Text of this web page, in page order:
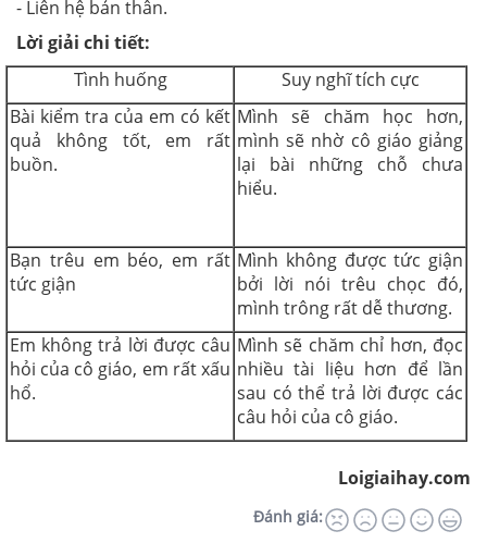
- Liên hệ bản thân.
Lời giải chi tiết:
Tình huống
Suy nghĩ tích cực
Bài kiểm tra của em có kết
quả không tốt, em rất
buồn.
Mình sẽ chăm học hơn,
mình sẽ nhờ cô giáo giảng
lại bài những chỗ chưa
hiểu.
Bạn trêu em béo, em rất
tức giận
Mình không được tức giận
bởi lời nói trêu chọc đó,
mình trông rất dễ thương.
Em không trả lời được câu
hỏi của cô giáo, em rất xấu
hổ.
Mình sẽ chăm chỉ hơn, đọc
nhiều tài liệu hơn để lần
sau có thể trả lời được các
câu hỏi của cô giáo.
Loigiaihay.com
Đánh giá: